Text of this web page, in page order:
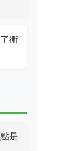
衝
是